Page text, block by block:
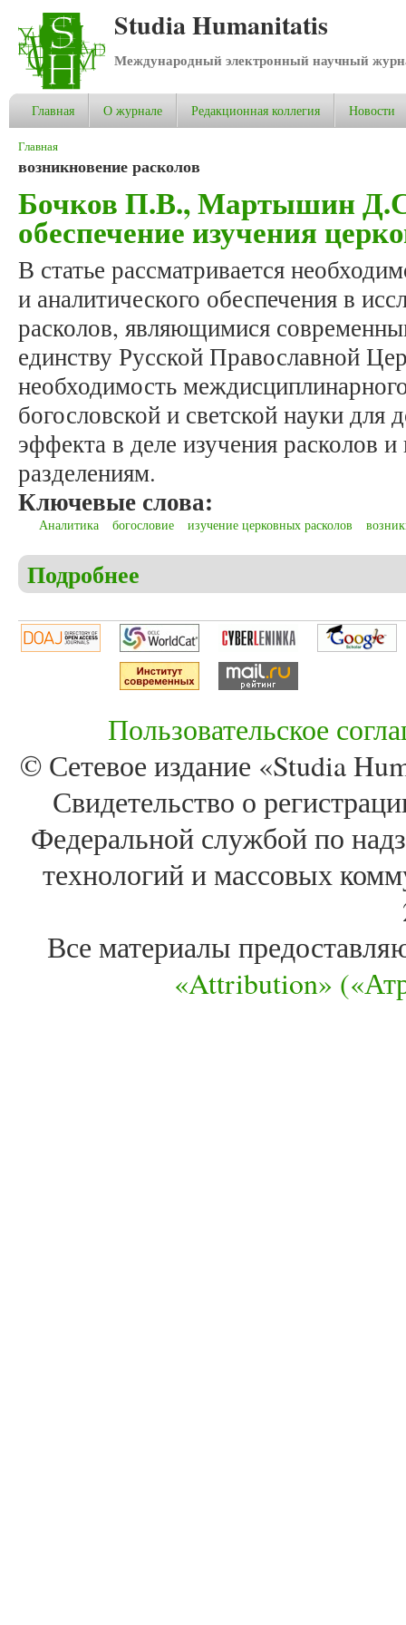
Studia Humanitatis
Международный электронный научный
Главная О журнале Редакционная коллегия Новости
Вы здесь
Главная
возникновение расколов
Бочков П.В., Мартышин
обеспечение изучения
В статье рассматривается
и аналитического обеспечения в
расколов, являющимися
единству Русской Православной
необходимость
богословской и светской науки для
эффекта в деле изучения расколов
разделениям.
Ключевые слова:
Аналитика богословие изучение церковных расколов
Подробнее
Пользовательское
© Сетевое издание «Studia
Свидетельство о
Федеральной службой по
технологий и массовых
Все материалы
«Attribution»